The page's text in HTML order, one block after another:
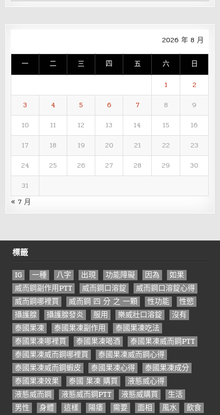
2026 年 8 月
一 二 三 四 五 六 日
1
2
3
4 5 6 7 8
9
10
11 12 13 14 15
16
17
18 19 20 21 22
23
24
25 26 27 28 29
30
31
« 7 月
標籤
IG 一種 八字 出現 功能障礙 因為
如果
威而鋼副作用PTT
威而鋼口溶錠
威而鋼口溶錠心得
威而鋼哪裡買
威而鋼 四 分 之 一顆 性功能
性慾
攝護腺
攝護腺發炎 服用 樂威壯口溶錠
沒有
泰國果凍
泰國果凍副作用
泰國果凍吃法
泰國果凍哪裡買
泰國果凍喝酒
泰國果凍威而鋼PTT
泰國果凍威而鋼哪裡買
泰國果凍威而鋼心得
泰國果凍威而鋼蝦皮
泰國果凍心得
泰國果凍成分
泰國果凍效果
泰國 果凍 購買
液態威心得
液態威而鋼
液態威而鋼PTT 液態威購買
生活
男性
身體 這樣 陽痿 需要 面相 風水 飲食